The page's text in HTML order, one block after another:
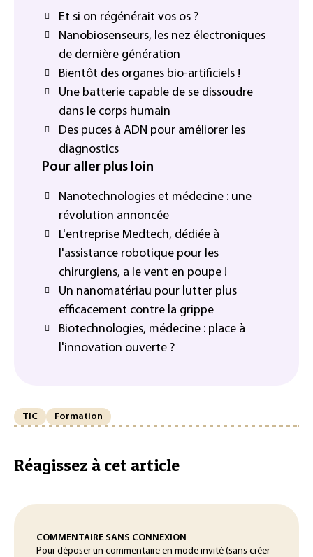
Et si on régénérait vos os ?
Nanobiosenseurs, les nez électroniques
de dernière génération
Bientôt des organes bio-artificiels !
Une batterie capable de se dissoudre
dans le corps humain
Des puces à ADN pour améliorer les
diagnostics
Pour aller plus loin
Nanotechnologies et médecine : une
révolution annoncée
L'entreprise Medtech, dédiée à
l'assistance robotique pour les
chirurgiens, a le vent en poupe !
Un nanomatériau pour lutter plus
efficacement contre la grippe
Biotechnologies, médecine : place à
l'innovation ouverte ?
TIC Formation
Réagissez à cet article
COMMENTAIRE SANS CONNEXION
Pour déposer un commentaire en mode invité (sans créer